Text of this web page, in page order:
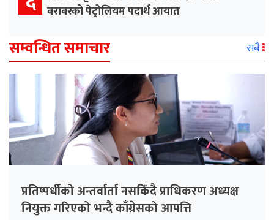
बराबरको पेट्रोलियम पदार्थ आयात
सम्वन्धित समाचार सबै
प्रतिष्पर्धीको अन्तर्वार्ता नसकिँदै प्राधिकरण अध्यक्ष
नियुक्त गरिएको भन्दै काँग्रेसको आपत्ति